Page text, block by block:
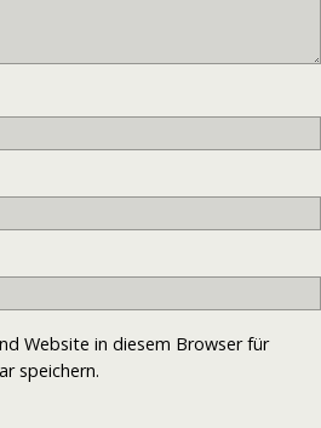
Website in diesem Browser für
speichern.